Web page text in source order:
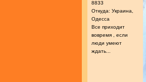
8833
Откуда: Украина,
Одесса
Все приходит
вовремя , если
люди умеют
ждать...